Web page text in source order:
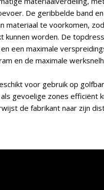
De geribbelde band
materiaal te voorkomen,
kunnen worden. De
een maximale
en de maximale
voor gebruik op
gevoelige zones efficiënt
de fabrikant naar zijn